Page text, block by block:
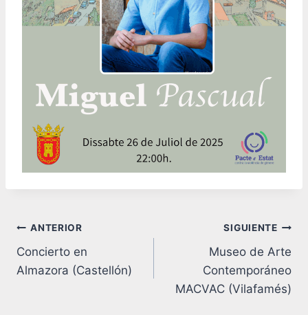
Navegación
de
ANTERIOR
Concierto en
Almazora (Castellón)
SIGUIENTE
Museo de Arte
Contemporáneo
MACVAC (Vilafamés)